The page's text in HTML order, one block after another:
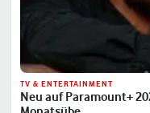
TV & ENTERTAINMENT
Neu auf Paramount+